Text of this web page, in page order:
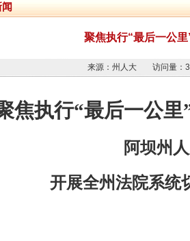
闻
聚焦执行“最后一公
来源：州人大 访问量：
焦执行“最后一公
阿坝州
开展全州法院系统